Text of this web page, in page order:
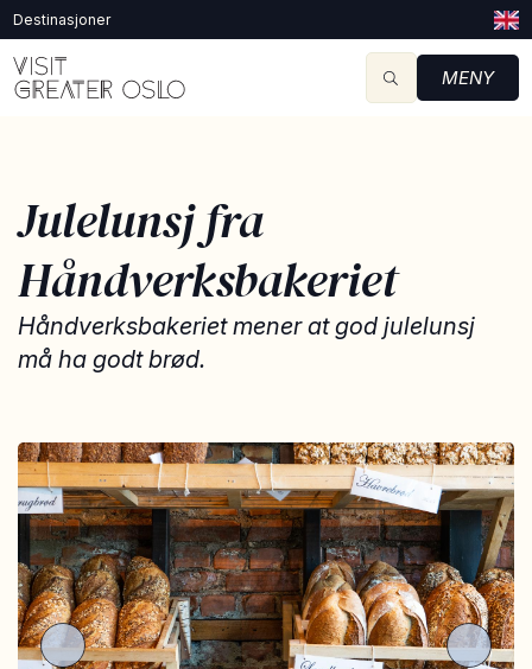
Destinasjoner
MENY
Julelunsj fra
Håndverksbakeriet
Håndverksbakeriet mener at god julelunsj
må ha godt brød.